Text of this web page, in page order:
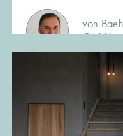
von
GmbH